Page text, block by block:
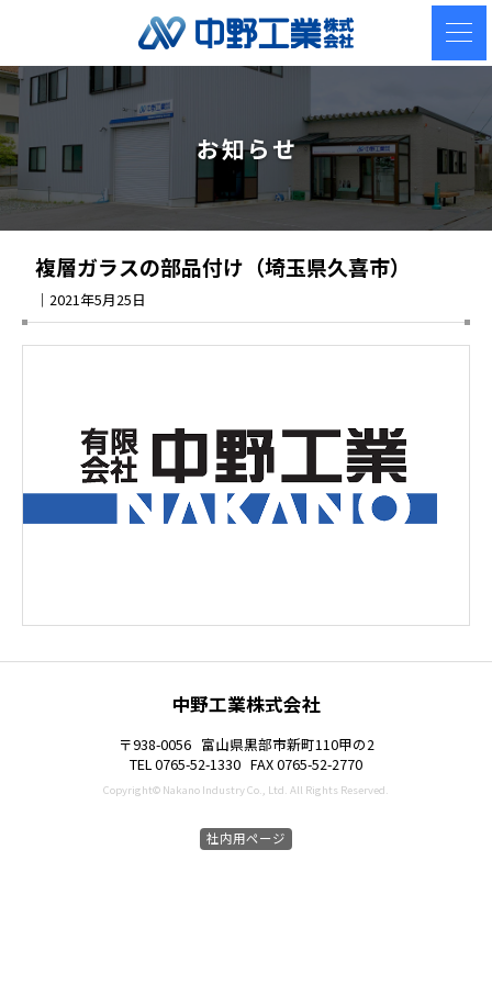
お知らせ
複層ガラスの部品付け（埼玉県久喜市）
｜2021年5月25日
社内用ページ
中野工業株式会社
〒938-0056 富山県黒部市新町110甲の2
TEL 0765-52-1330 FAX 0765-52-2770
Copyright© Nakano Industry Co., Ltd. All Rights Reserved.